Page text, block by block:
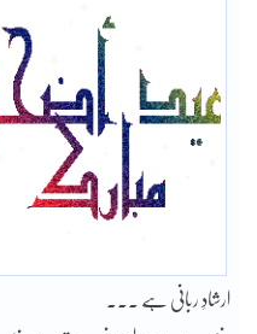
ارشادِ ربانی ہے ۔۔۔